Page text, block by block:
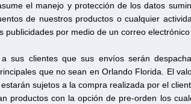
el manejo y protección de los datos
de nuestros productos o cualquier
publicidades por medio de un correo
a sus clientes que sus envíos serán
que no sean en Orlando Florida. El
sujetos a la compra realizada por el
productos con la opción de pre-orden los